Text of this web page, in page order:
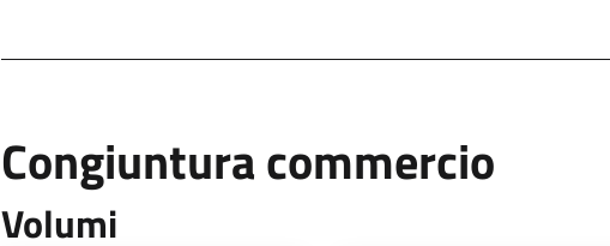
Congiuntura commercio
Volumi